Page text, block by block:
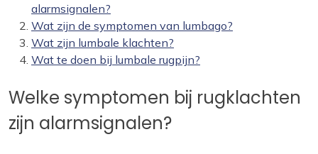
alarmsignalen?
Wat zijn de symptomen van lumbago?
Wat zijn lumbale klachten?
Wat te doen bij lumbale rugpijn?
Welke symptomen bij rugklachten
zijn alarmsignalen?